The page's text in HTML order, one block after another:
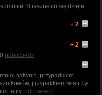
Straszne co się dzieje.
+ 2
+ 2
odpowiedz
naiwnie, przypadkiem
przypadkiem wiatr był
fajny. odpowiedz